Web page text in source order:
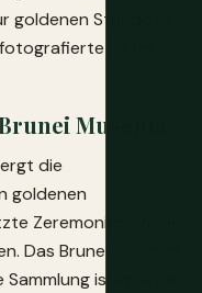
goldenen Stunde in
Bild in
Museum
die
goldenen
Zeremonienwaffen,
Das Brunei Museum
islamischer